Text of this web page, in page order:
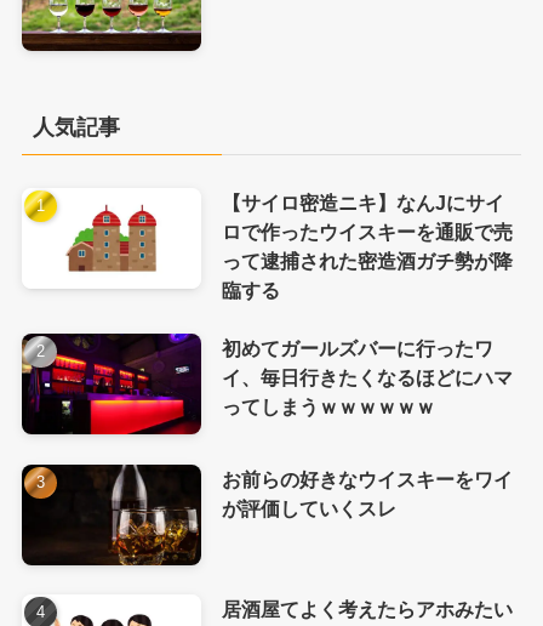
人気記事
【サイロ密造ニキ】なんJにサイ
ロで作ったウイスキーを通販で売
って逮捕された密造酒ガチ勢が降
臨する
初めてガールズバーに行ったワ
イ、毎日行きたくなるほどにハマ
ってしまうｗｗｗｗｗｗ
お前らの好きなウイスキーをワイ
が評価していくスレ
居酒屋てよく考えたらアホみたい